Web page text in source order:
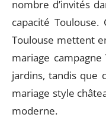
nombre d’invités
capacité
Toulouse mettent
mariage
jardins, tandis que
mariage style
moderne.